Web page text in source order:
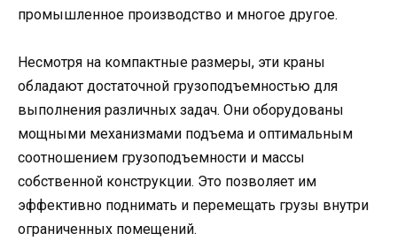
промышленное производство и многое другое.
Несмотря на компактные размеры, эти краны
обладают достаточной грузоподъемностью для
выполнения различных задач. Они оборудованы
мощными механизмами подъема и оптимальным
соотношением грузоподъемности и массы
собственной конструкции. Это позволяет им
эффективно поднимать и перемещать грузы внутри
ограниченных помещений.